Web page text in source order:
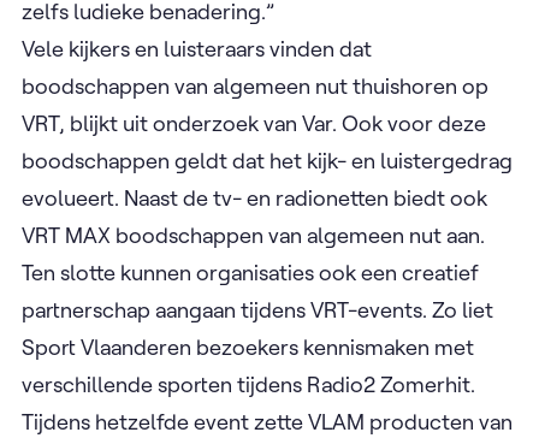
zelfs ludieke benadering.”
Vele kijkers en luisteraars vinden dat
boodschappen van algemeen nut thuishoren op
VRT, blijkt uit onderzoek van Var. Ook voor deze
boodschappen geldt dat het kijk- en luistergedrag
evolueert. Naast de tv- en radionetten biedt ook
VRT MAX boodschappen van algemeen nut aan.
Ten slotte kunnen organisaties ook een creatief
partnerschap aangaan tijdens VRT-events. Zo liet
Sport Vlaanderen bezoekers kennismaken met
verschillende sporten tijdens Radio2 Zomerhit.
Tijdens hetzelfde event zette VLAM producten van